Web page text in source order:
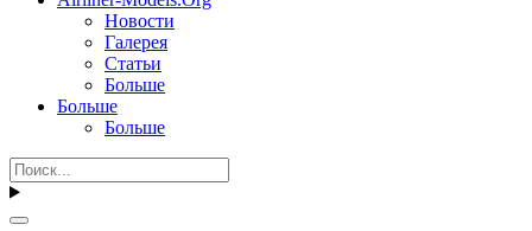
Новости
Галерея
Статьи
Больше
Больше
Больше